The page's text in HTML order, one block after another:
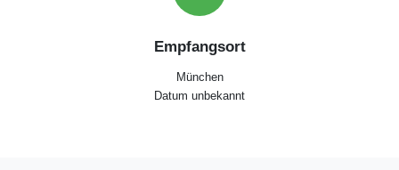
Empfangsort
München
Datum unbekannt